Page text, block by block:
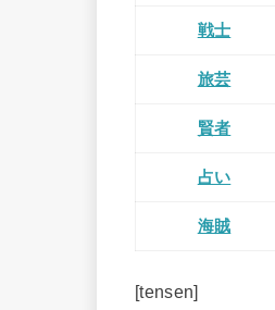
戦士
旅芸
賢者
占い
海賊
[tensen]